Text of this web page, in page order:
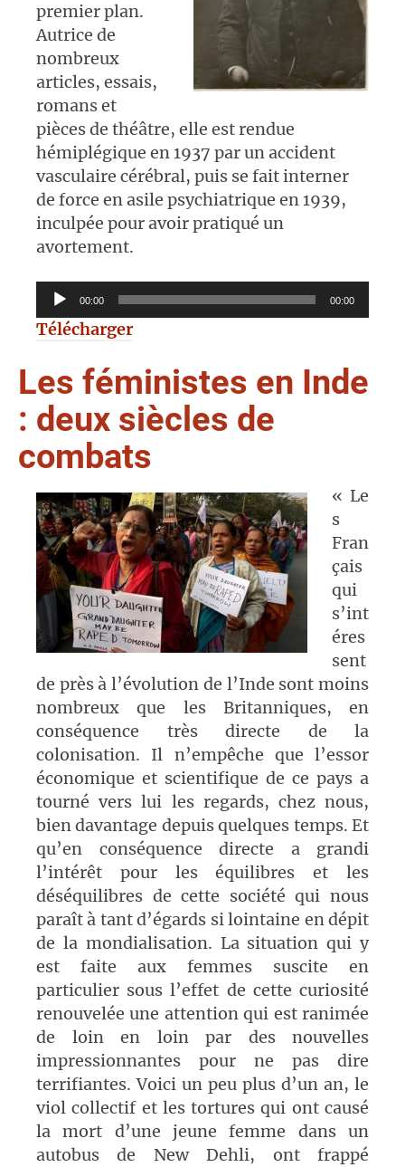
premier plan.
Autrice de
nombreux
articles, essais,
romans et
pièces de théâtre, elle est rendue
hémiplégique en 1937 par un accident
vasculaire cérébral, puis se fait interner
de force en asile psychiatrique en 1939,
inculpée pour avoir pratiqué un
avortement.
Lecteur
audio
00:00 00:00
Télécharger
Les féministes en Inde
: deux siècles de
combats
« Le
s
Fran
çais
qui
s’int
éres
sent
de près à l’évolution de l’Inde sont moins
nombreux que les Britanniques, en
conséquence très directe de la
colonisation. Il n’empêche que l’essor
économique et scientifique de ce pays a
tourné vers lui les regards, chez nous,
bien davantage depuis quelques temps. Et
qu’en conséquence directe a grandi
l’intérêt pour les équilibres et les
déséquilibres de cette société qui nous
paraît à tant d’égards si lointaine en dépit
de la mondialisation. La situation qui y
est faite aux femmes suscite en
particulier sous l’effet de cette curiosité
renouvelée une attention qui est ranimée
de loin en loin par des nouvelles
impressionnantes pour ne pas dire
terrifiantes. Voici un peu plus d’un an, le
viol collectif et les tortures qui ont causé
la mort d’une jeune femme dans un
autobus de New Dehli, ont frappé